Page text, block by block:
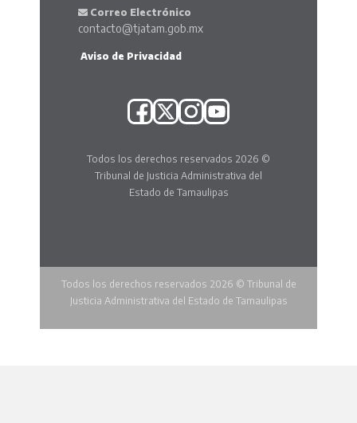
Correo Electrónico
contacto@tjatam.gob.mx
Aviso de Privacidad
Todos los derechos reservados 2026 ©
Tribunal de Justicia Administrativa del
Estado de Tamaulipas
Todos los derechos reservados 2026 © Tribunal de
Justicia Administrativa del Estado de Tamaulipas